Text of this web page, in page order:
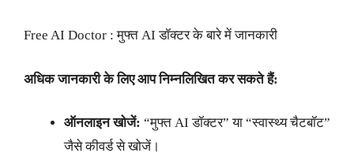
Free AI Doctor : मुफ्त AI डॉक्टर के बारे में जानकारी
अधिक जानकारी के लिए आप निम्नलिखित कर सकते हैं:
ऑनलाइन खोजें: “मुफ्त AI डॉक्टर” या “स्वास्थ्य चैटबॉट”
जैसे कीवर्ड से खोजें।